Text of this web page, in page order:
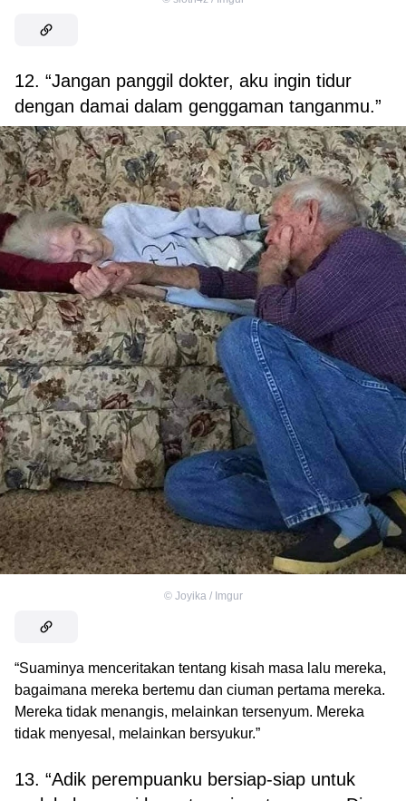
12. “Jangan panggil dokter, aku ingin tidur
dengan damai dalam genggaman tanganmu.”
© Joyika / Imgur
“Suaminya menceritakan tentang kisah masa lalu mereka,
bagaimana mereka bertemu dan ciuman pertama mereka.
Mereka tidak menangis, melainkan tersenyum. Mereka
tidak menyesal, melainkan bersyukur.”
13. “Adik perempuanku bersiap-siap untuk